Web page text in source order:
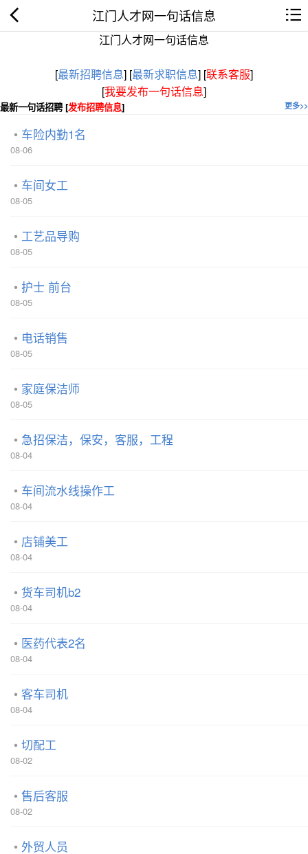
江门人才网一句话信息
江门人才网一句话信息
[最新招聘信息] [最新求职信息] [联系客服]
[我要发布一句话信息]
更多>>
最新一句话招聘 [发布招聘信息]
车险内勤1名
08-06
车间女工
08-05
工艺品导购
08-05
护士 前台
08-05
电话销售
08-05
家庭保洁师
08-05
急招保洁，保安，客服，工程
08-04
车间流水线操作工
08-04
店铺美工
08-04
货车司机b2
08-04
医药代表2名
08-04
客车司机
08-04
切配工
08-02
售后客服
08-02
外贸人员